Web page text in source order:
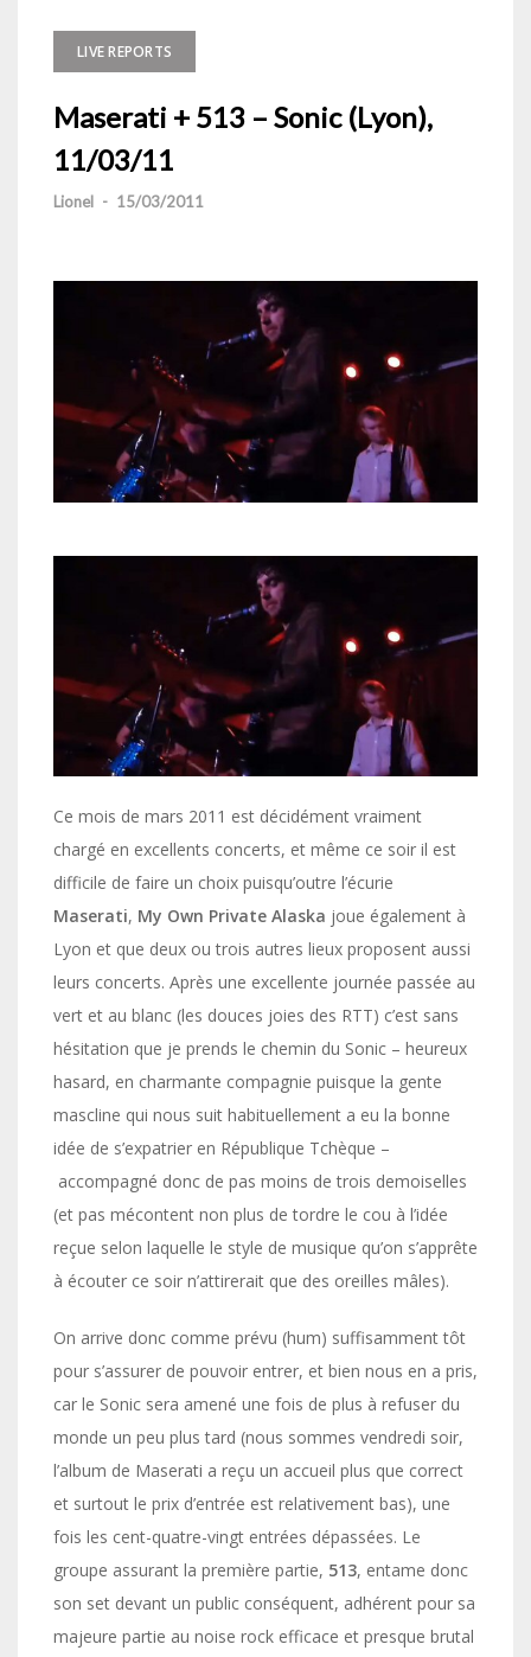
LIVE REPORTS
Maserati + 513 – Sonic (Lyon),
11/03/11
Lionel - 15/03/2011
Ce mois de mars 2011 est décidément vraiment
chargé en excellents concerts, et même ce soir il est
difficile de faire un choix puisqu’outre l’écurie
Maserati, My Own Private Alaska joue également à
Lyon et que deux ou trois autres lieux proposent aussi
leurs concerts. Après une excellente journée passée au
vert et au blanc (les douces joies des RTT) c’est sans
hésitation que je prends le chemin du Sonic – heureux
hasard, en charmante compagnie puisque la gente
mascline qui nous suit habituellement a eu la bonne
idée de s’expatrier en République Tchèque –
accompagné donc de pas moins de trois demoiselles
(et pas mécontent non plus de tordre le cou à l’idée
reçue selon laquelle le style de musique qu’on s’apprête
à écouter ce soir n’attirerait que des oreilles mâles).
On arrive donc comme prévu (hum) suffisamment tôt
pour s’assurer de pouvoir entrer, et bien nous en a pris,
car le Sonic sera amené une fois de plus à refuser du
monde un peu plus tard (nous sommes vendredi soir,
l’album de Maserati a reçu un accueil plus que correct
et surtout le prix d’entrée est relativement bas), une
fois les cent-quatre-vingt entrées dépassées. Le
groupe assurant la première partie, 513, entame donc
son set devant un public conséquent, adhérent pour sa
majeure partie au noise rock efficace et presque brutal